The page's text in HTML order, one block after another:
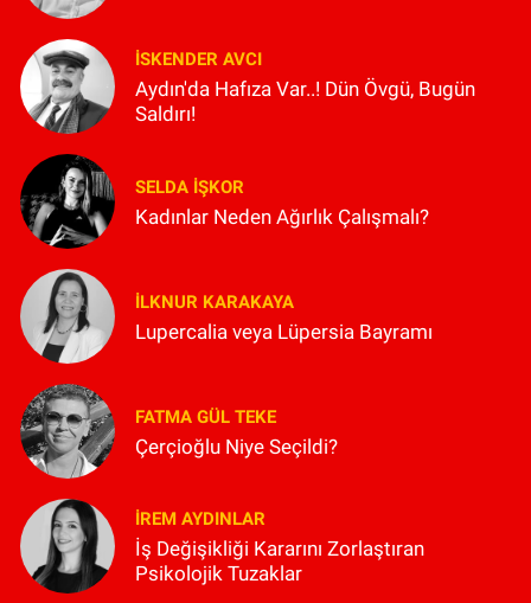
İSKENDER AVCI
Aydın'da Hafıza Var..! Dün Övgü, Bugün
Saldırı!
SELDA İŞKOR
Kadınlar Neden Ağırlık Çalışmalı?
İLKNUR KARAKAYA
Lupercalia veya Lüpersia Bayramı
FATMA GÜL TEKE
Çerçioğlu Niye Seçildi?
İREM AYDINLAR
İş Değişikliği Kararını Zorlaştıran
Psikolojik Tuzaklar